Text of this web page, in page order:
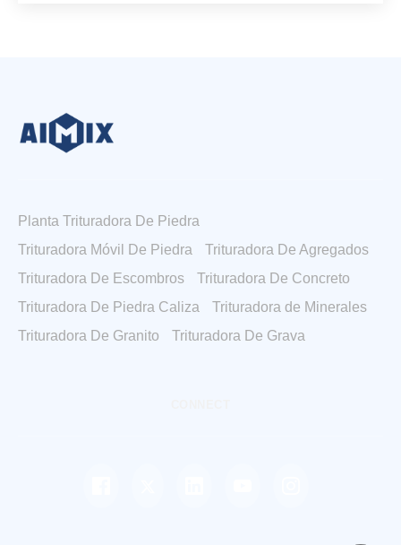
Planta Trituradora De Piedra
Trituradora Móvil De Piedra
Trituradora De Agregados
Trituradora De Escombros
Trituradora De Concreto
Trituradora De Piedra Caliza
Trituradora de Minerales
Trituradora De Granito
Trituradora De Grava